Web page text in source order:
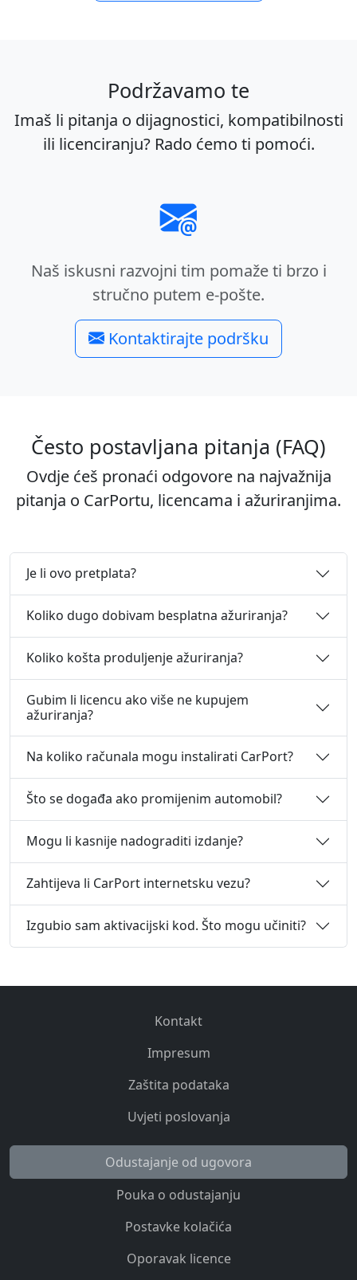
Podržavamo te
Imaš li pitanja o dijagnostici, kompatibilnosti
ili licenciranju? Rado ćemo ti pomoći.
Naš iskusni razvojni tim pomaže ti brzo i
stručno putem e-pošte.
Kontaktirajte podršku
Često postavljana pitanja (FAQ)
Ovdje ćeš pronaći odgovore na najvažnija
pitanja o CarPortu, licencama i ažuriranjima.
Je li ovo pretplata?
Koliko dugo dobivam besplatna ažuriranja?
Koliko košta produljenje ažuriranja?
Gubim li licencu ako više ne kupujem
ažuriranja?
Na koliko računala mogu instalirati CarPort?
Što se događa ako promijenim automobil?
Mogu li kasnije nadograditi izdanje?
Zahtijeva li CarPort internetsku vezu?
Izgubio sam aktivacijski kod. Što mogu učiniti?
Kontakt
Impresum
Zaštita podataka
Uvjeti poslovanja
Odustajanje od ugovora
Pouka o odustajanju
Postavke kolačića
Oporavak licence